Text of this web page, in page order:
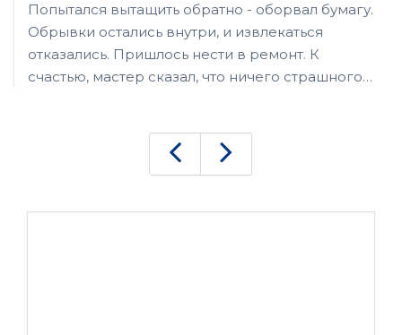
Попытался вытащить обратно - оборвал бумагу.
Обрывки остались внутри, и извлекаться
отказались. Пришлось нести в ремонт. К
счастью, мастер сказал, что ничего страшного
провести профилактику и заправить на всякий
случай. Домой принес - вроде бы печатает из